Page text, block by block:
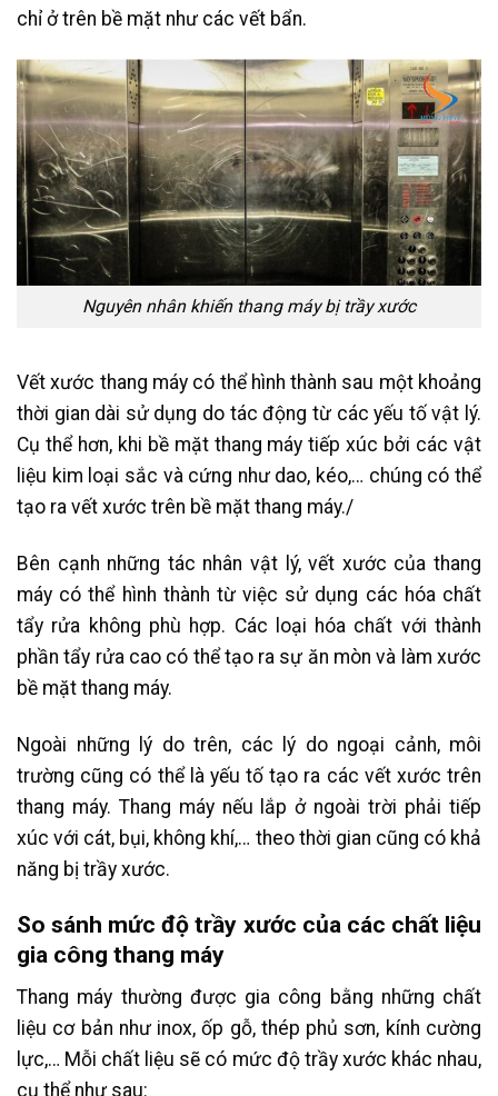
chỉ ở trên bề mặt như các vết bẩn.
Nguyên nhân khiến thang máy bị trầy xước
Vết xước thang máy có thể hình thành sau một khoảng
thời gian dài sử dụng do tác động từ các yếu tố vật lý.
Cụ thể hơn, khi bề mặt thang máy tiếp xúc bởi các vật
liệu kim loại sắc và cứng như dao, kéo,… chúng có thể
tạo ra vết xước trên bề mặt thang máy./
Bên cạnh những tác nhân vật lý, vết xước của thang
máy có thể hình thành từ việc sử dụng các hóa chất
tẩy rửa không phù hợp. Các loại hóa chất với thành
phần tẩy rửa cao có thể tạo ra sự ăn mòn và làm xước
bề mặt thang máy.
Ngoài những lý do trên, các lý do ngoại cảnh, môi
trường cũng có thể là yếu tố tạo ra các vết xước trên
thang máy. Thang máy nếu lắp ở ngoài trời phải tiếp
xúc với cát, bụi, không khí,… theo thời gian cũng có khả
năng bị trầy xước.
So sánh mức độ trầy xước của các chất liệu
gia công thang máy
Thang máy thường được gia công bằng những chất
liệu cơ bản như inox, ốp gỗ, thép phủ sơn, kính cường
lực,… Mỗi chất liệu sẽ có mức độ trầy xước khác nhau,
cụ thể như sau: